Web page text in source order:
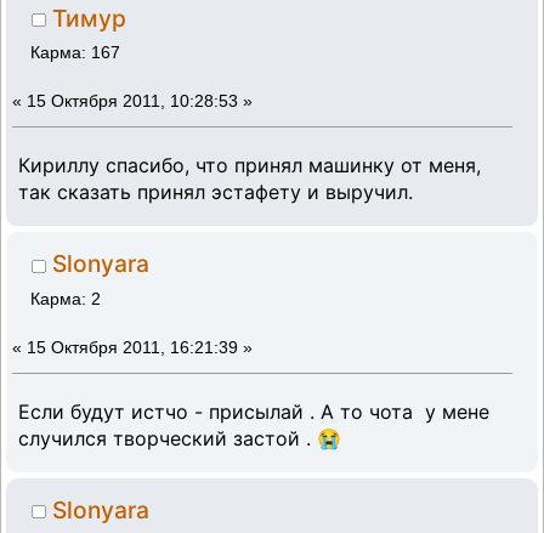
Тимур
Карма: 167
« 15 Октября 2011, 10:28:53 »
Кириллу спасибо, что принял машинку от меня,
так сказать принял эстафету и выручил.
Slonyara
Карма: 2
« 15 Октября 2011, 16:21:39 »
Если будут истчо - присылай . А то чота у мене
случился творческий застой . 😭
Slonyara